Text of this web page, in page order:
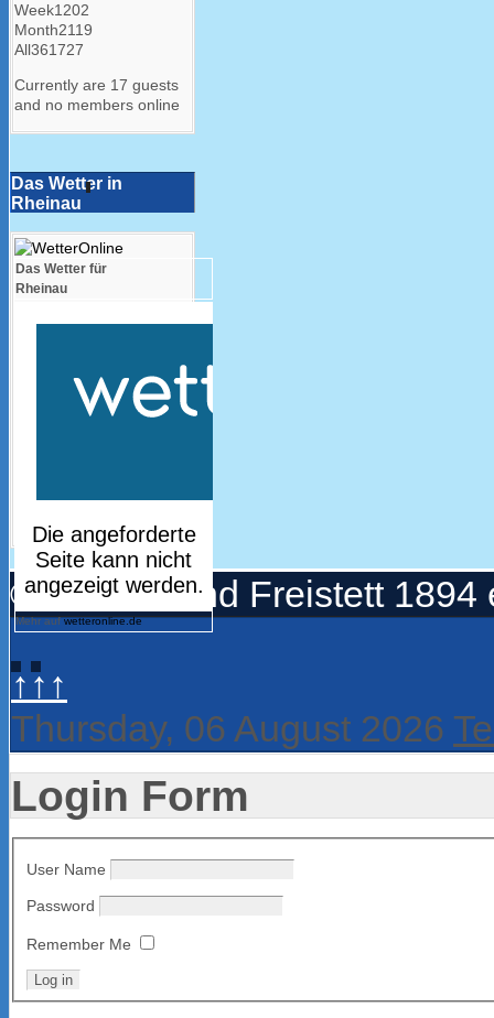
Week1202
Month2119
All361727
Currently are 17 guests
and no members online
Das Wetter in
Rheinau
Das Wetter für
Rheinau
Mehr aufwetteronline.de
© Turnerbund Freistett 1894
↑↑↑
Thursday, 06 August 2026
Login Form
User Name
Password
Remember Me